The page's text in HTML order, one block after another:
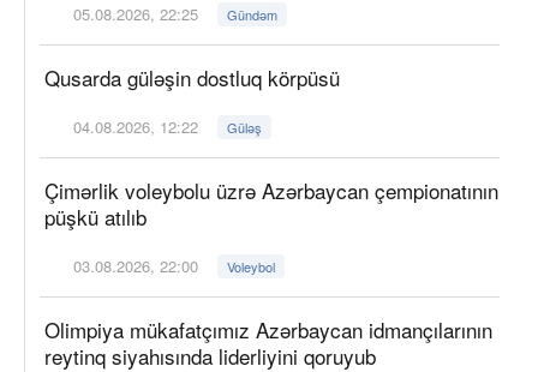
05.08.2026, 22:25 Gündəm
Qusarda güləşin dostluq körpüsü
04.08.2026, 12:22 Güləş
Çimərlik voleybolu üzrə Azərbaycan çempionatının
püşkü atılıb
03.08.2026, 22:00 Voleybol
Olimpiya mükafatçımız Azərbaycan idmançılarının
reytinq siyahısında liderliyini qoruyub